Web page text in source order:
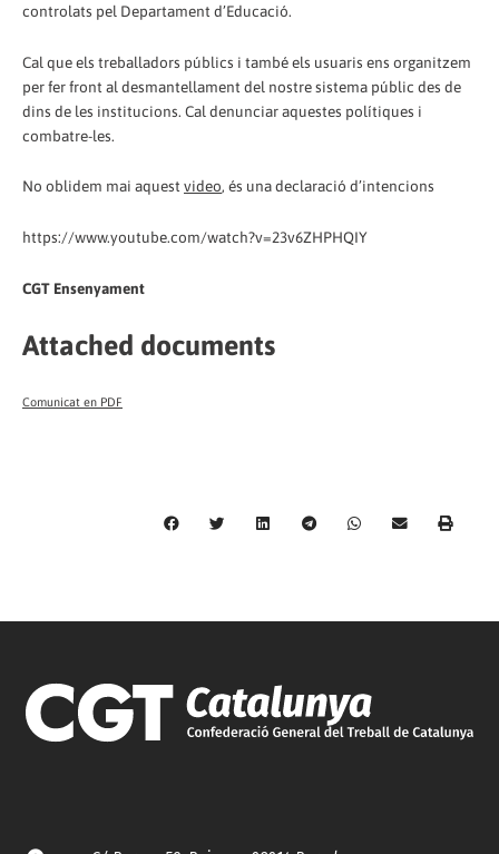
controlats pel Departament d’Educació.
Cal que els treballadors públics i també els usuaris ens organitzem
per fer front al desmantellament del nostre sistema públic des de
dins de les institucions. Cal denunciar aquestes polítiques i
combatre-les.
No oblidem mai aquestvideo, és una declaració d’intencions
https://www.youtube.com/watch?v=23v6ZHPHQIY
CGT Ensenyament
Attached documents
Comunicat en PDF